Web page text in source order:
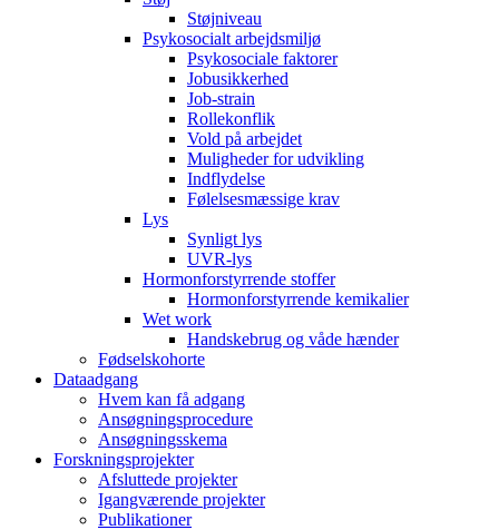
Støjniveau
Psykosocialt arbejdsmiljø
Psykosociale faktorer
Jobusikkerhed
Job-strain
Rollekonflik
Vold på arbejdet
Muligheder for udvikling
Indflydelse
Følelsesmæssige krav
Lys
Synligt lys
UVR-lys
Hormonforstyrrende stoffer
Hormonforstyrrende kemikalier
Wet work
Handskebrug og våde hænder
Fødselskohorte
Dataadgang
Hvem kan få adgang
Ansøgningsprocedure
Ansøgningsskema
Forskningsprojekter
Afsluttede projekter
Igangværende projekter
Publikationer